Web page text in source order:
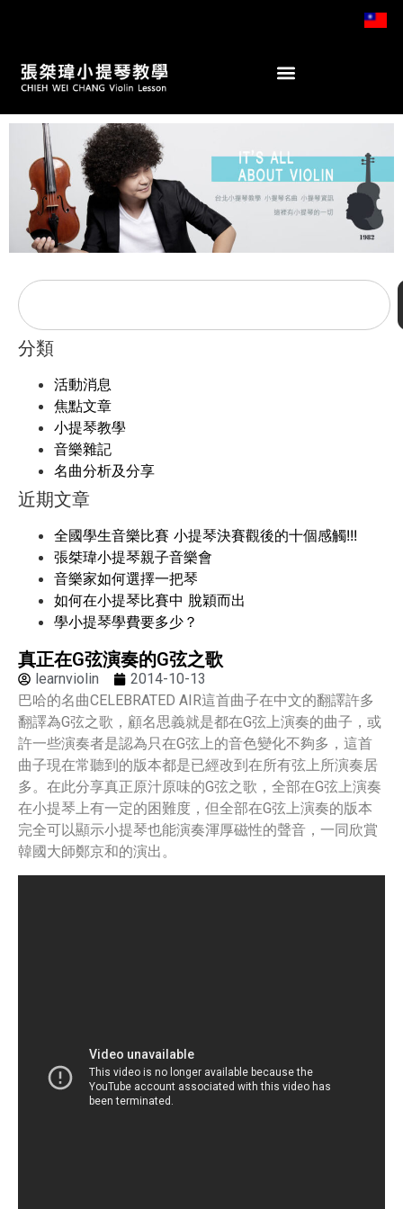
分類
活動消息
焦點文章
小提琴教學
音樂雜記
名曲分析及分享
近期文章
全國學生音樂比賽 小提琴決賽觀後的十個感觸!!!
張桀瑋小提琴親子音樂會
音樂家如何選擇一把琴
如何在小提琴比賽中 脫穎而出
學小提琴學費要多少？
真正在G弦演奏的G弦之歌
learnviolin
2014-10-13
巴哈的名曲CELEBRATED AIR這首曲子在中文的翻譯許多
翻譯為G弦之歌，顧名思義就是都在G弦上演奏的曲子，或
許一些演奏者是認為只在G弦上的音色變化不夠多，這首
曲子現在常聽到的版本都是已經改到在所有弦上所演奏居
多。在此分享真正原汁原味的G弦之歌，全部在G弦上演奏
在小提琴上有一定的困難度，但全部在G弦上演奏的版本
完全可以顯示小提琴也能演奏渾厚磁性的聲音，一同欣賞
韓國大師鄭京和的演出。